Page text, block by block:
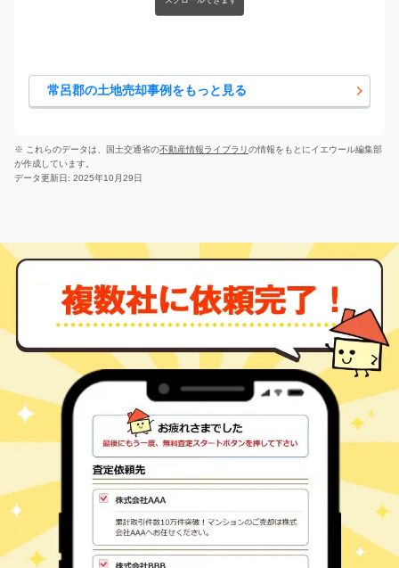
常呂郡の土地売却事例をもっと見る
※ これらのデータは、国土交通省の不動産情報ライブラリの情報をもとにイエウール編集部
が作成しています。
データ更新日: 2025年10月29日